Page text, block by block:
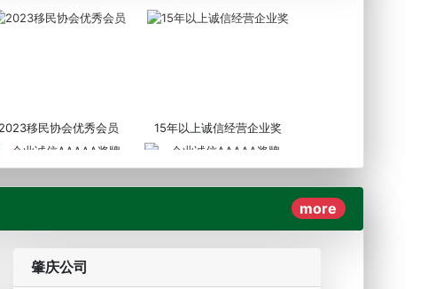
2023移民协会优秀会员 15年以上诚信经营企业奖
业诚信AAAAA奖牌2019
more
肇庆公司